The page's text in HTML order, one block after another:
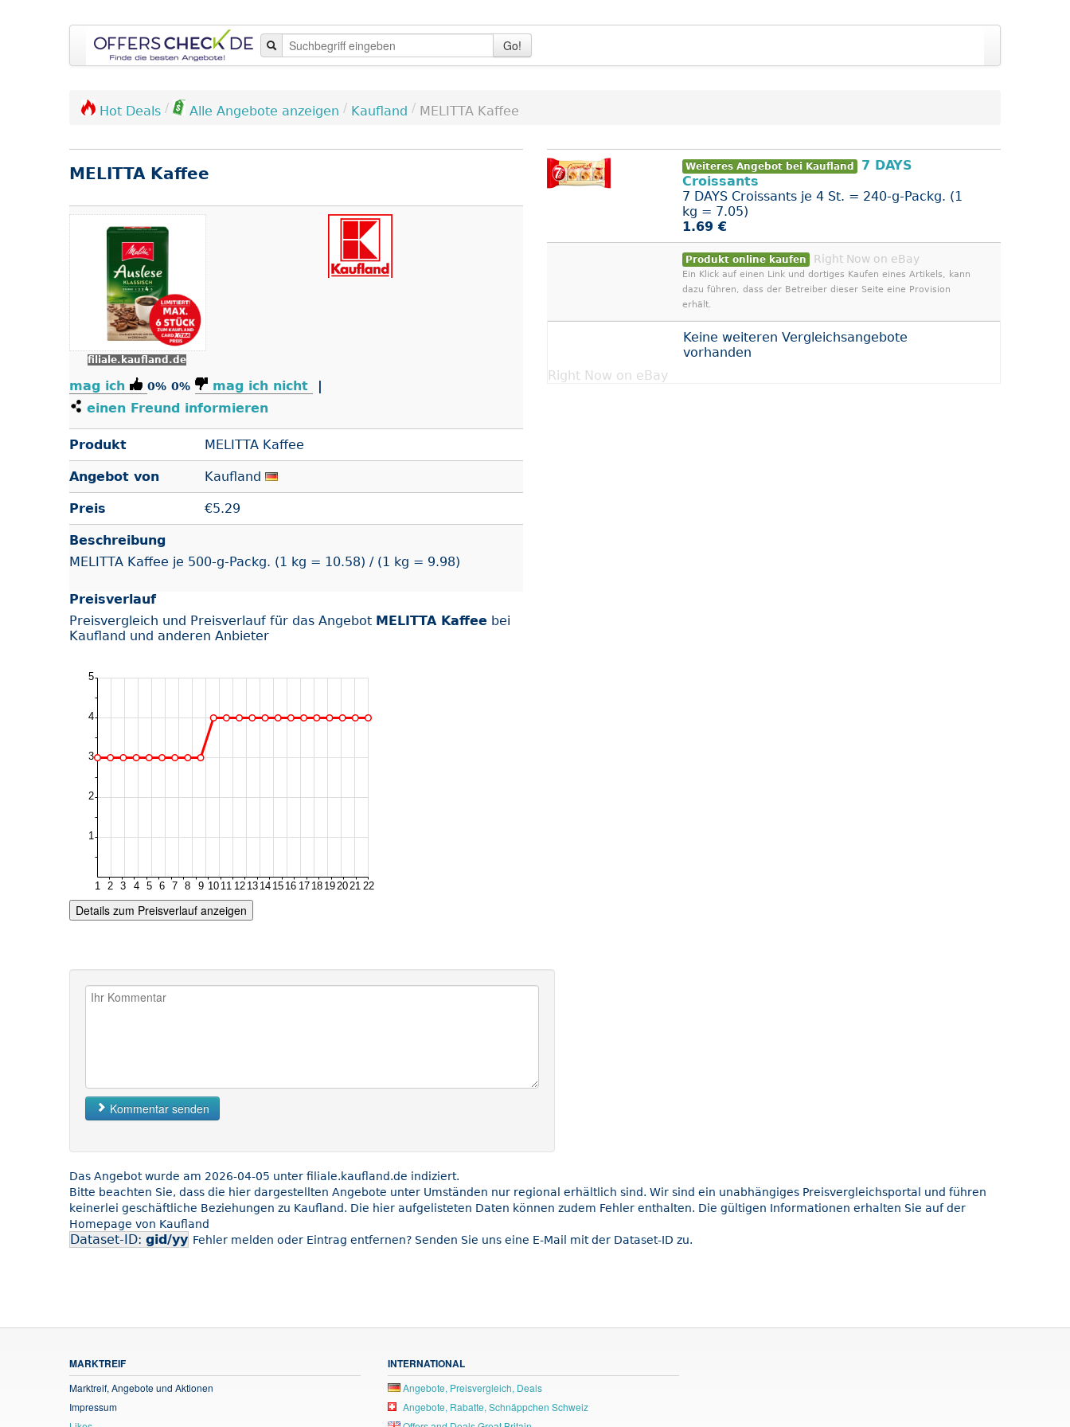
Go!
Hot Deals / Alle Angebote anzeigen / Kaufland / MELITTA Kaffee
MELITTA Kaffee
filiale.kaufland.de
mag ich 0% 0% mag ich nicht
|
einen Freund informieren
Produkt MELITTA Kaffee
Angebot von Kaufland
Preis €5.29
Beschreibung
MELITTA Kaffee je 500-g-Packg. (1 kg = 10.58) / (1 kg = 9.98)
Preisverlauf
Preisvergleich und Preisverlauf für das Angebot MELITTA Kaffee bei
Kaufland und anderen Anbieter
Details zum Preisverlauf anzeigen
Weiteres Angebot bei Kaufland
7 DAYS
Croissants
7 DAYS Croissants je 4 St. = 240-g-Packg. (1
kg = 7.05)
1.69 €
Produkt online kaufen Right Now on eBay
Ein Klick auf einen Link und dortiges Kaufen eines Artikels, kann
dazu führen, dass der Betreiber dieser Seite eine Provision
erhält.
Keine weiteren Vergleichsangebote
vorhanden
Right Now on eBay
Kommentar senden
Das Angebot wurde am 2026-04-05 unter filiale.kaufland.de indiziert.
Bitte beachten Sie, dass die hier dargestellten Angebote unter Umständen nur regional erhältlich sind. Wir sind ein unabhängiges Preisvergleichsportal und führen
keinerlei geschäftliche Beziehungen zu Kaufland. Die hier aufgelisteten Daten können zudem Fehler enthalten. Die gültigen Informationen erhalten Sie auf der
Homepage von Kaufland
Dataset-ID: gid/yy Fehler melden oder Eintrag entfernen? Senden Sie uns eine E-Mail mit der Dataset-ID zu.
MARKTREIF
Marktreif, Angebote und Aktionen
Impressum
INTERNATIONAL
Angebote, Preisvergleich, Deals
Angebote, Rabatte, Schnäppchen Schweiz